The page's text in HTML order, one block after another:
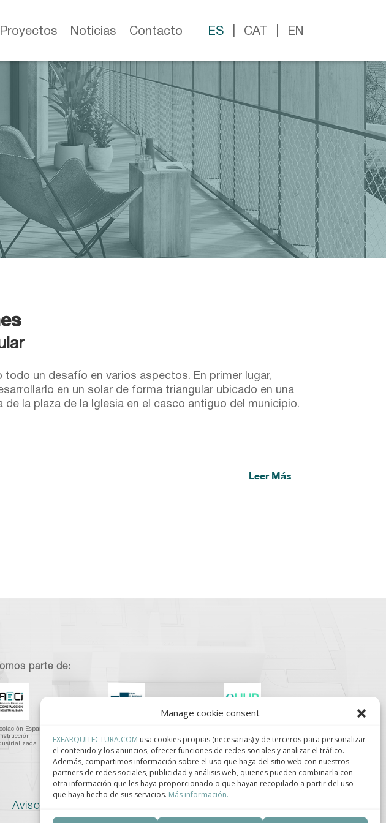
Manage cookie consent
EXEARQUITECTURA.COM usa cookies propias (necesarias) y de terceros para personalizar
el contenido y los anuncios, ofrecer funciones de redes sociales y analizar el tráfico.
Además, compartimos información sobre el uso que haga del sitio web con nuestros
partners de redes sociales, publicidad y análisis web, quienes pueden combinarla con
otra información que les haya proporcionado o que hayan recopilado a partir del uso
que haya hecho de sus servicios. Más información.
Proyectos Noticias Contacto ES CAT EN
todo un desafío en varios aspectos. En primer lugar,
en un solar de forma triangular ubicado en una
de la plaza de la Iglesia en el casco antiguo del municipio.
Leer Más
parte de:
Española de
Industrializada de
Cataluña.
Tecnológica en
Bioconstrucción y
Paisajismo.
Aviso legal